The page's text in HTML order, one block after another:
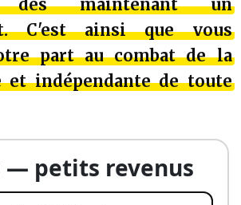
dès maintenant un
. C'est ainsi quevous
partau combat de la
et indépendante de toute
— petits revenus